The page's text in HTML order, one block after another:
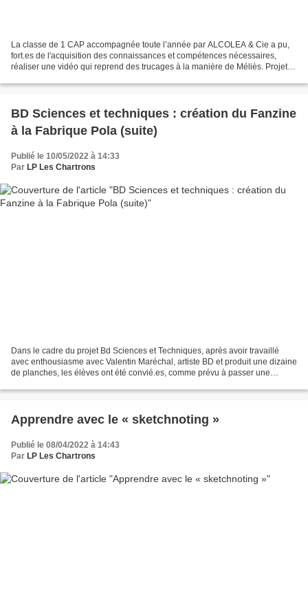
La classe de 1 CAP accompagnée toute l’année par ALCOLEA & Cie a pu,
fort.es de l'acquisition des connaissances et compétences nécessaires,
réaliser une vidéo qui reprend des trucages à la manière de Méliès. Projeté
BD Sciences et techniques : création du Fanzine
à la Fabrique Pola (suite)
Publié le 10/05/2022 à 14:33
Par LP Les Chartrons
Dans le cadre du projet Bd Sciences et Techniques, après avoir travaillé
avec enthousiasme avec Valentin Maréchal, artiste BD et produit une dizaine
de planches, les élèves ont été convié.es, comme prévu à passer une
Apprendre avec le « sketchnoting »
Publié le 08/04/2022 à 14:43
Par LP Les Chartrons